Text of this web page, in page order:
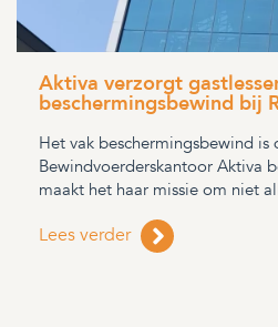
Aktiva verzorgt
beschermingsbewind bij
Het vak beschermingsbewind
Bewindvoerderskantoor Aktiva
maakt het haar missie om niet
Lees verder